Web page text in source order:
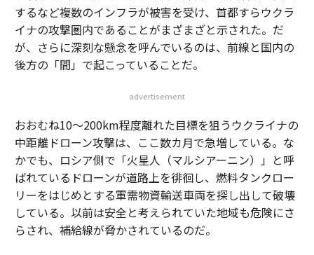
するなど複数のインフラが被害を受け、首都すらウクラ
イナの攻撃圏内であることがまざまざと示された。だ
が、さらに深刻な懸念を呼んでいるのは、前線と国内の
後方の「間」で起こっていることだ。
advertisement
おおむね10〜200km程度離れた目標を狙うウクライナの
中距離ドローン攻撃は、ここ数カ月で急増している。な
かでも、ロシア側で「火星人（マルシアーニン）」と呼
ばれているドローンが道路上を徘徊し、燃料タンクロー
リーをはじめとする軍需物資輸送車両を探し出して破壊
している。以前は安全と考えられていた地域も危険にさ
らされ、補給線が脅かされているのだ。